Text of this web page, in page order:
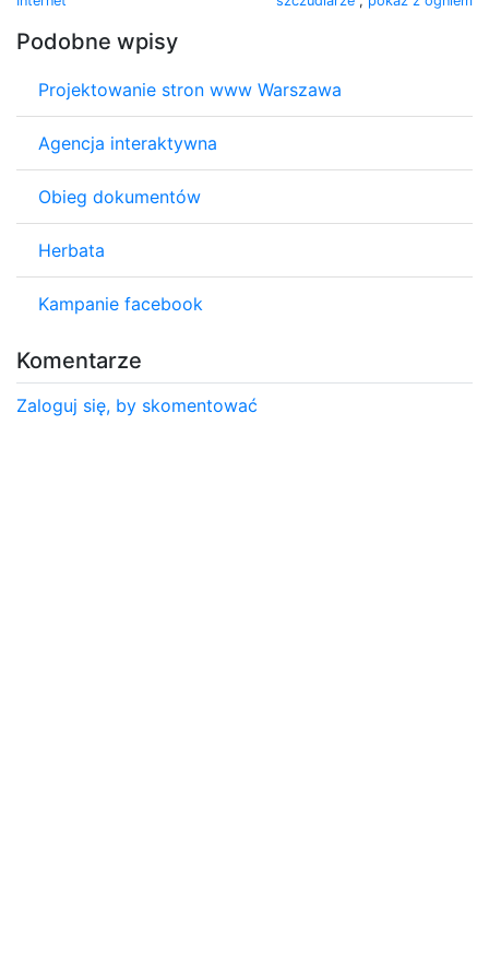
Podobne wpisy
Projektowanie stron www Warszawa
Agencja interaktywna
Obieg dokumentów
Herbata
Kampanie facebook
Komentarze
Zaloguj się, by skomentować